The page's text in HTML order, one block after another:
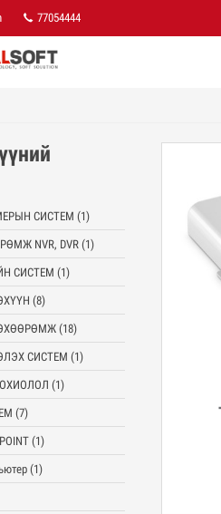
77054444
СИСТЕМ (1)
NVR, DVR (1)
СИСТЕМ (1)
(8)
(18)
СИСТЕМ (1)
(1)
(7)
(1)
(1)